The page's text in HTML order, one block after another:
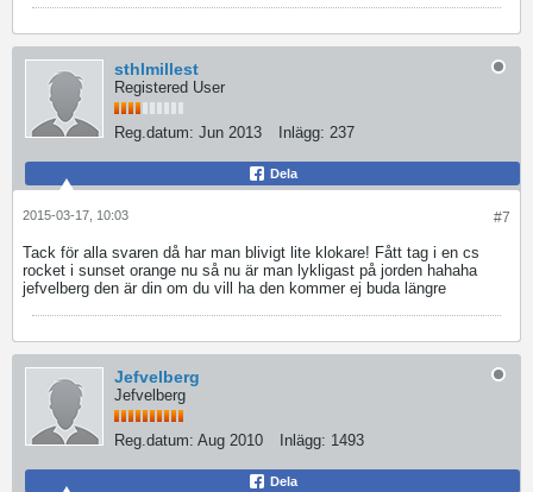
sthlmillest
Registered User
Reg.datum: Jun 2013 Inlägg: 237
Dela
#7
2015-03-17, 10:03
Tack för alla svaren då har man blivigt lite klokare! Fått tag i en cs
rocket i sunset orange nu så nu är man lykligast på jorden hahaha
jefvelberg den är din om du vill ha den kommer ej buda längre
Jefvelberg
Jefvelberg
Reg.datum: Aug 2010 Inlägg: 1493
Dela